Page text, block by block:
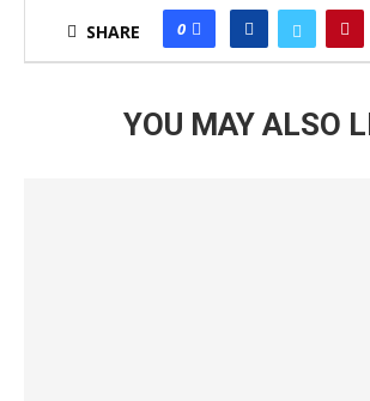
SHARE 0
YOU MAY ALSO